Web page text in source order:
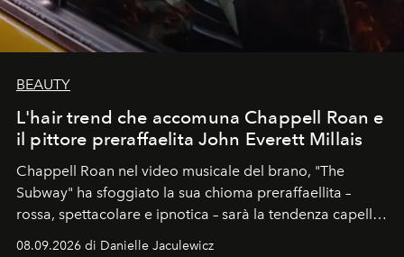
BEAUTY
L'hair trend che accomuna Chappell Roan e
il pittore preraffaelita John Everett Millais
Chappell Roan nel video musicale del brano, "The
Subway" ha sfoggiato la sua chioma preraffaellita –
rossa, spettacolare e ipnotica – sarà la tendenza capelli
dell'autunno?
08.09.2026 di Danielle Jaculewicz